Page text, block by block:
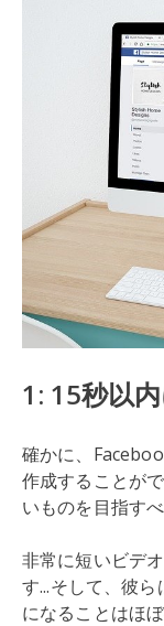
1: 15秒以
確かに、
作成することが
いものを目指す
非常に短いビデ
す...そして、彼
になることはほ